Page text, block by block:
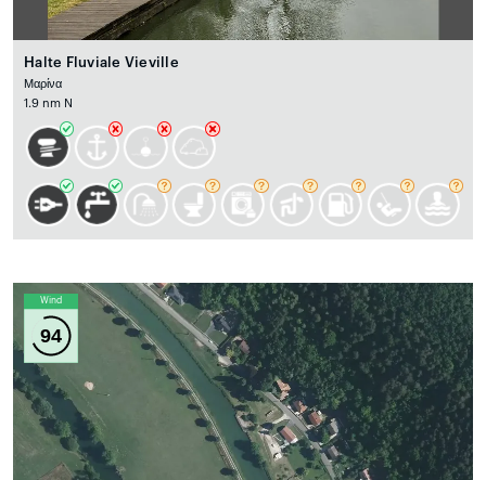
Halte Fluviale Vieville
Μαρίνα
1.9 nm N
Wind
94